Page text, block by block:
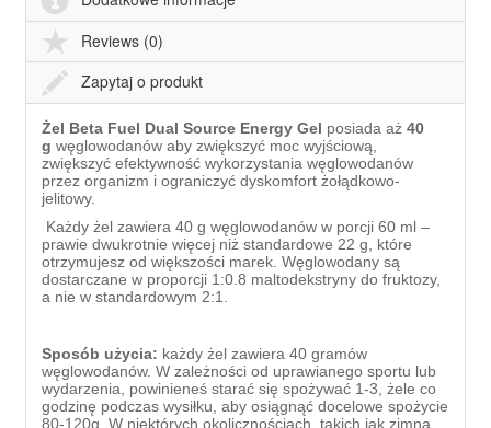
Reviews (0)
Zapytaj o produkt
Żel Beta Fuel Dual Source Energy Gel posiada aż 40
g węglowodanów aby zwiększyć moc wyjściową,
zwiększyć efektywność wykorzystania węglowodanów
przez organizm i ograniczyć dyskomfort żołądkowo-
jelitowy.
Każdy żel zawiera 40 g węglowodanów w porcji 60 ml –
prawie dwukrotnie więcej niż standardowe 22 g, które
otrzymujesz od większości marek. Węglowodany są
dostarczane w proporcji 1:0.8 maltodekstryny do fruktozy,
a nie w standardowym 2:1.
Sposób użycia: każdy żel zawiera 40 gramów
węglowodanów. W zależności od uprawianego sportu lub
wydarzenia, powinieneś starać się spożywać 1-3, żele co
godzinę podczas wysiłku, aby osiągnąć docelowe spożycie
80-120g. W niektórych okolicznościach, takich jak zimna